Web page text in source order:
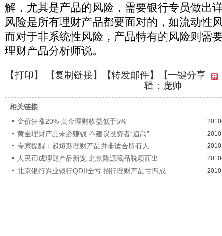
解，尤其是产品的风险，需要银行专员做出
风险是所有理财产品都要面对的，如流动性
而对于非系统性风险，产品特有的风险则需
理财产品分析师说。
【打印】 【复制链接】【转发邮件】
【一键分享
辑：庞帅
相关链接
金价狂涨20% 黄金理财收益低于5%
黄金理财产品未必赚钱 不建议投资者“追高”
专家提醒：超短期理财产品并非适合所有人
人民币成理财产品新宠 北京隆源藏品脱颖而出
北京银行兴业银行QDII全亏 招行理财产品亏四成